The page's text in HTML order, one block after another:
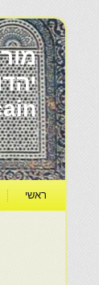
ראשי